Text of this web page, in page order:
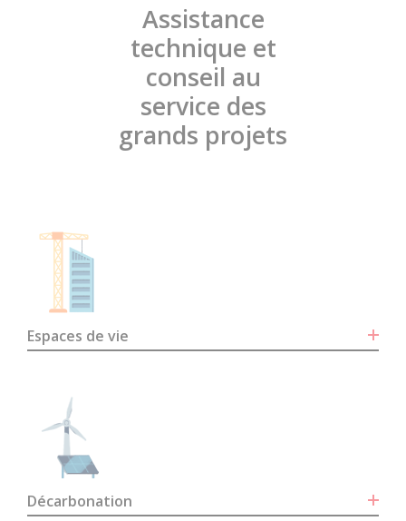
Assistance
technique et
conseil au
service des
grands projets
Espaces de vie
Décarbonation